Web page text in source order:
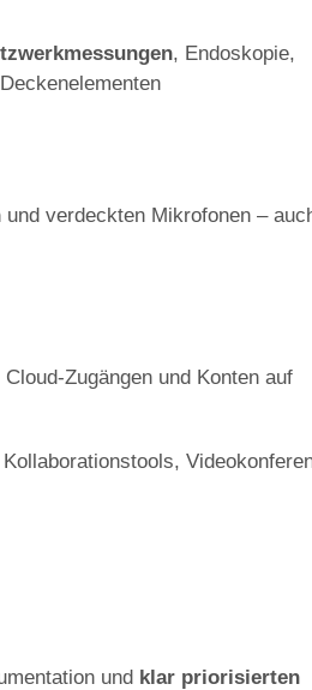
, Endoskopie,
und verdeckten Mikrofonen –
Zugängen und Konten auf
und klar priorisierten